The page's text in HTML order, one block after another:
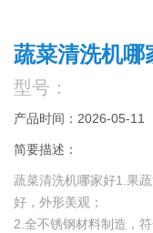
蔬菜清洗机哪
型号：
产品时间：2026-05-11
简要描述：
蔬菜清洗机哪家好1.果
好，外形美观；
2.全不锈钢材料制造，